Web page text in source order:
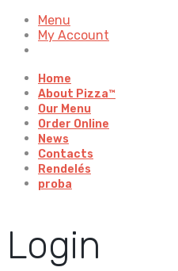
Menu
My Account
Home
About Pizza™
Our Menu
Order Online
News
Contacts
Rendelés
proba
Login